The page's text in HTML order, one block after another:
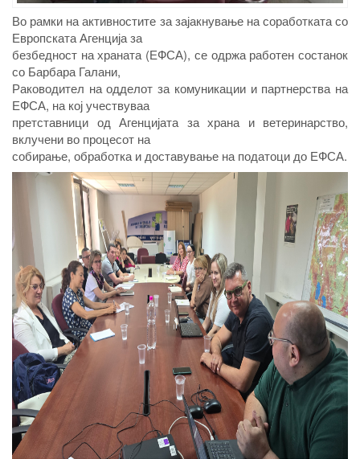
Во рамки на активностите за зајакнување на соработката со
Европската Агенција за
безбедност на храната (ЕФСА), се одржа работен состанок
со Барбара Галани,
Раководител на одделот за комуникации и партнерства на
ЕФСА, на кој учествуваа
претставници од Агенцијата за храна и ветеринарство,
вклучени во процесот на
собирање, обработка и доставување на податоци до ЕФСА.